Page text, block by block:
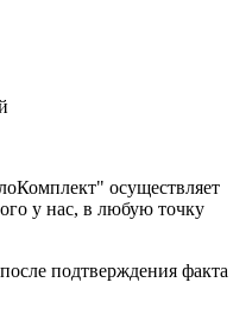
осуществляет
у нас, в любую точку
подтверждения факта